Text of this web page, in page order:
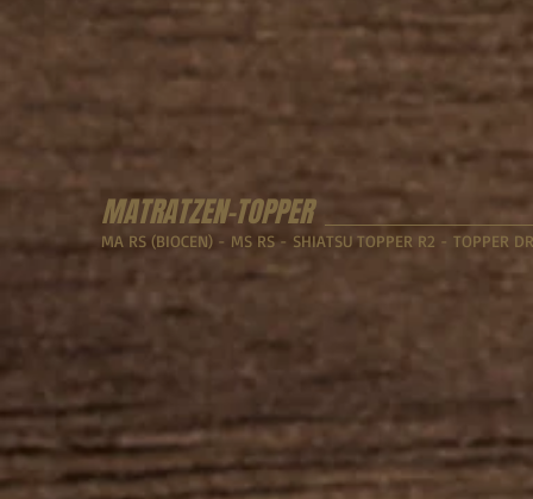
MA RS (BIOCEN) - MS RS - SHIATSU TOPPER R2 - TOPPER
MATRATZEN-TOPPER